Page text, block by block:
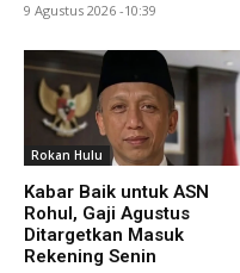
9 Agustus 2026 -10:39
Rokan Hulu
Kabar Baik untuk ASN
Rohul, Gaji Agustus
Ditargetkan Masuk
Rekening Senin